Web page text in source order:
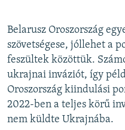
Belarusz Oroszország
szövetségese, jóllehet a
feszültek közöttük.
ukrajnai inváziót, így
Oroszország kiindulási
2022-ben a teljes körű
nem küldte Ukrajnába.